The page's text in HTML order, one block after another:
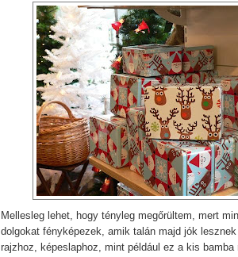
Mellesleg lehet, hogy tényleg megőrültem, mert
dolgokat fényképezek, amik talán majd jók
rajzhoz, képeslaphoz, mint például ez a kis bamba